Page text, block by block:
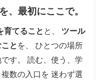
、最初にここで。
育てることと、 ツール
とを、 ひとつの場所
す。 読む、使う、学
数の入口を 迷わず選